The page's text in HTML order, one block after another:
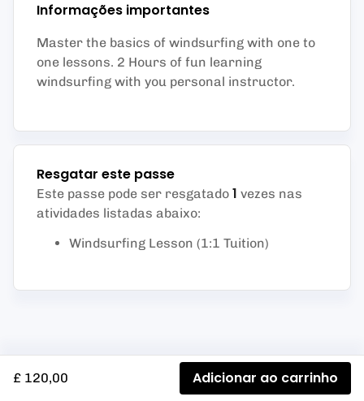
Informações importantes
Master the basics of windsurfing with one to
one lessons. 2 Hours of fun learning
windsurfing with you personal instructor.
Resgatar este passe
Este passe pode ser resgatado 1 vezes nas
atividades listadas abaixo:
Windsurfing Lesson (1:1 Tuition)
£ 120,00 Adicionar ao carrinho